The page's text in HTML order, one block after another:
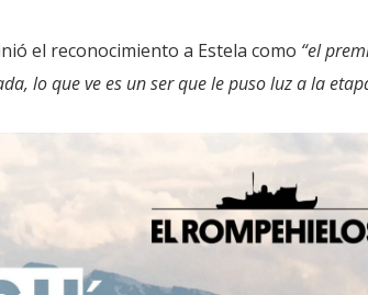
el reconocimiento a Estela como “el
lo que ve es un ser que le puso luz a la